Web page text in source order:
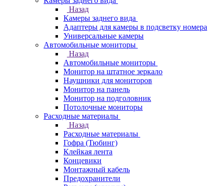
Назад
Камеры заднего вида
Адаптеры для камеры в подсветку номера
Универсальные камеры
Автомобильные мониторы
Назад
Автомобильные мониторы
Монитор на штатное зеркало
Наушники для мониторов
Монитор на панель
Монитор на подголовник
Потолочные мониторы
Расходные материалы
Назад
Расходные материалы
Гофра (Тюбинг)
Клейкая лента
Концевики
Монтажный кабель
Предохранители